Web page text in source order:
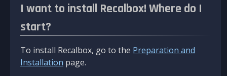
I want to install Recalbox! Where do I
start?
To install Recalbox, go to the Preparation and
Installation page.